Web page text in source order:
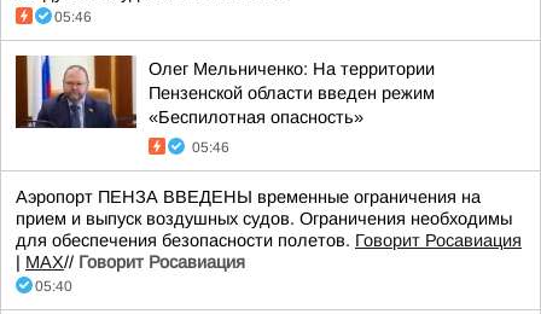
05:46
Олег Мельниченко: На территории
Пензенской области введен режим
«Беспилотная опасность»
05:46
Аэропорт ПЕНЗА ВВЕДЕНЫ временные ограничения на
прием и выпуск воздушных судов. Ограничения необходимы
для обеспечения безопасности полетов. Говорит Росавиация
| MАХ// Говорит Росавиация
05:40